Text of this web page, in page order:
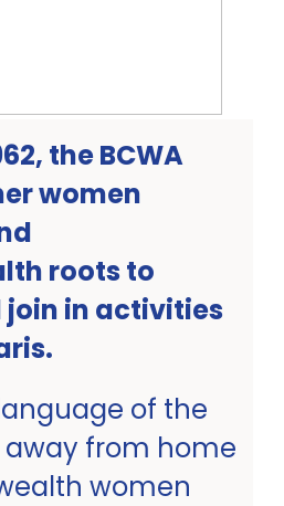
the BCWA
women
roots to
in activities
of the
from home
women